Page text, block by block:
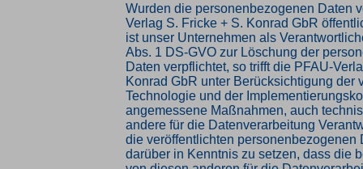
Wurden die personenbezogenen Daten
Verlag S. Fricke + S. Konrad GbR
ist unser Unternehmen als
Abs. 1 DS-GVO zur Löschung der
Daten verpflichtet, so trifft die PFAU-
Konrad GbR unter Berücksichtigung der
Technologie und der
angemessene Maßnahmen, auch
andere für die Datenverarbeitung
die veröffentlichten personenbezogenen
darüber in Kenntnis zu setzen, dass die